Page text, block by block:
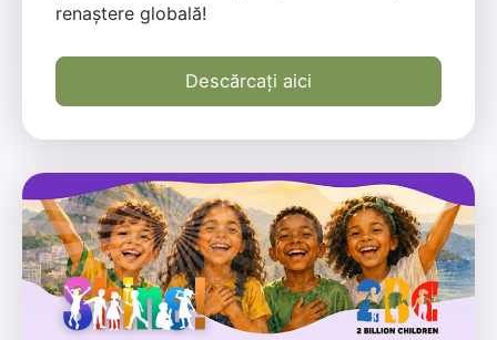
renaștere globală!
Descărcați aici